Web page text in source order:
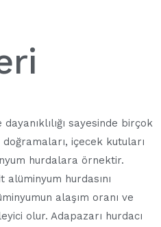
sayesinde birçok
içecek kutuları
hurdalara örnektir.
alüminyum hurdasını
alaşım oranı ve
olur. Adapazarı hurdacı